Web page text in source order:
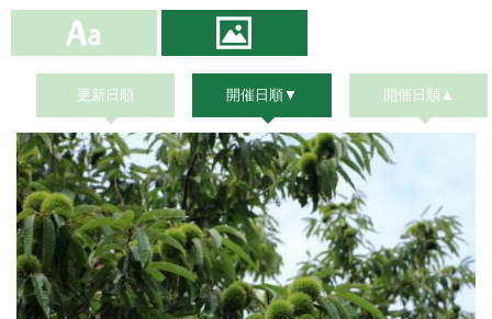
更新日順 開催日順▼ 開催日順▲